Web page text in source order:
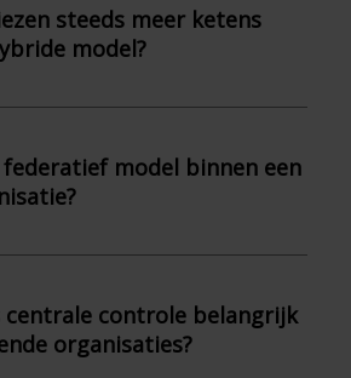
steeds meer ketens
model?
model binnen een
centrale controle belangrijk
organisaties?